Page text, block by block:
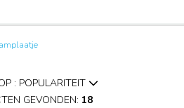
: POPULARITEIT
GEVONDEN: 18